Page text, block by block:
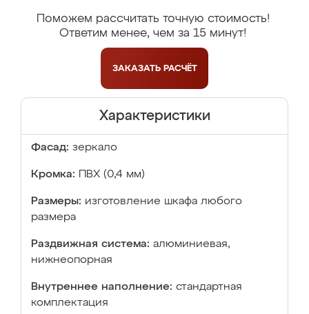
Поможем рассчитать точную стоимость!
Ответим менее, чем за 15 минут!
ЗАКАЗАТЬ РАСЧЁТ
Характеристики
Фасад: зеркало
Кромка: ПВХ (0,4 мм)
Размеры: изготовление шкафа любого
размера
Раздвижная система: алюминиевая,
нижнеопорная
Внутреннее наполнение: стандартная
комплектация